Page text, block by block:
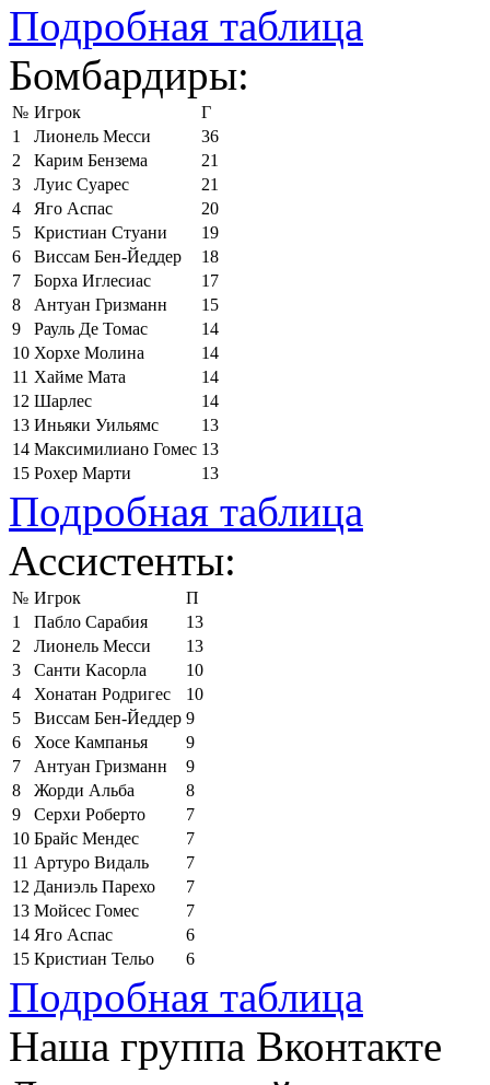
Подробная таблица
Бомбардиры:
№ Игрок
Г
1
Лионель Месси
36
2
Карим Бензема
21
3
Луис Суарес
21
4
Яго Аспас
20
5
Кристиан Стуани
19
6
Виссам Бен-Йеддер
18
7
Борха Иглесиас
17
8
Антуан Гризманн
15
9
Рауль Де Томас
14
10 Хорхе Молина
14
11 Хайме Мата
14
12 Шарлес
14
13 Иньяки Уильямс
13
14 Максимилиано Гомес 13
15 Рохер Марти 13
Подробная таблица
Ассистенты:
№ Игрок
П
1
Пабло Сарабия
13
2
Лионель Месси
13
3
Санти Касорла
10
4
Хонатан Родригес
10
5
Виссам Бен-Йеддер 9
6
Хосе Кампанья
9
7
Антуан Гризманн
9
8
Жорди Альба
8
9
Серхи Роберто
7
10 Брайс Мендес
7
11 Артуро Видаль
7
12 Даниэль Парехо
7
13 Мойсес Гомес
7
14 Яго Аспас
6
15 Кристиан Тельо 6
Подробная таблица
Наша группа Вконтакте